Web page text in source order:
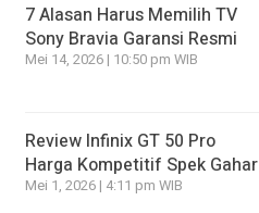
7 Alasan Harus Memilih TV
Sony Bravia Garansi Resmi
Mei 14, 2026 | 10:50 pm WIB
Review Infinix GT 50 Pro
Harga Kompetitif Spek Gahar
Mei 1, 2026 | 4:11 pm WIB